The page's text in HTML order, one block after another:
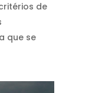
de
que se